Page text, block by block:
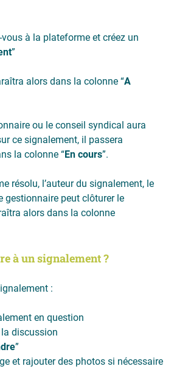
à la plateforme et créez un
”
alors dans la colonne “A
ou le conseil syndical aura
ce signalement, il passera
la colonne “En cours”.
résolu, l’auteur du signalement, le
gestionnaire peut clôturer le
alors dans la colonne
à un signalement ?
:
en question
discussion
”
et rajouter des photos si nécessaire